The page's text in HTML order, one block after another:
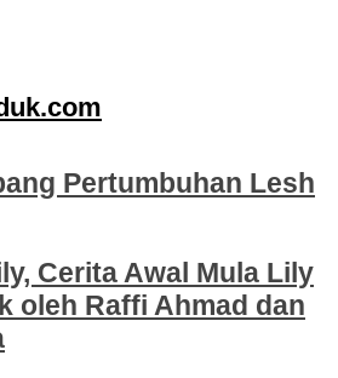
Pertumbuhan Lesh
Cerita Awal Mula Lily
oleh Raffi Ahmad dan